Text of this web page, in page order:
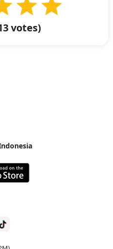
antar pulau.
yang Ekonomis dan
biaya yang membengkak.
untuk pengiriman antar kota.
ekonomis, tetapi juga menjamin
Balikpapan Batu dari
Terjangkau? Temukan
votes)